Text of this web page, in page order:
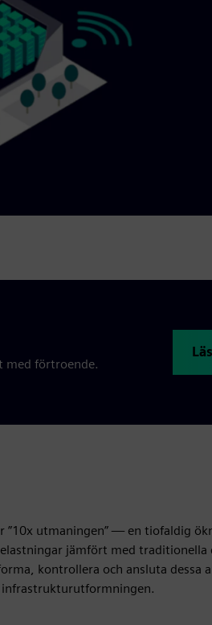
med förtroende.
”10x utmaningen” — en tiofaldig
jämfört med traditionella
kontrollera och ansluta dessa